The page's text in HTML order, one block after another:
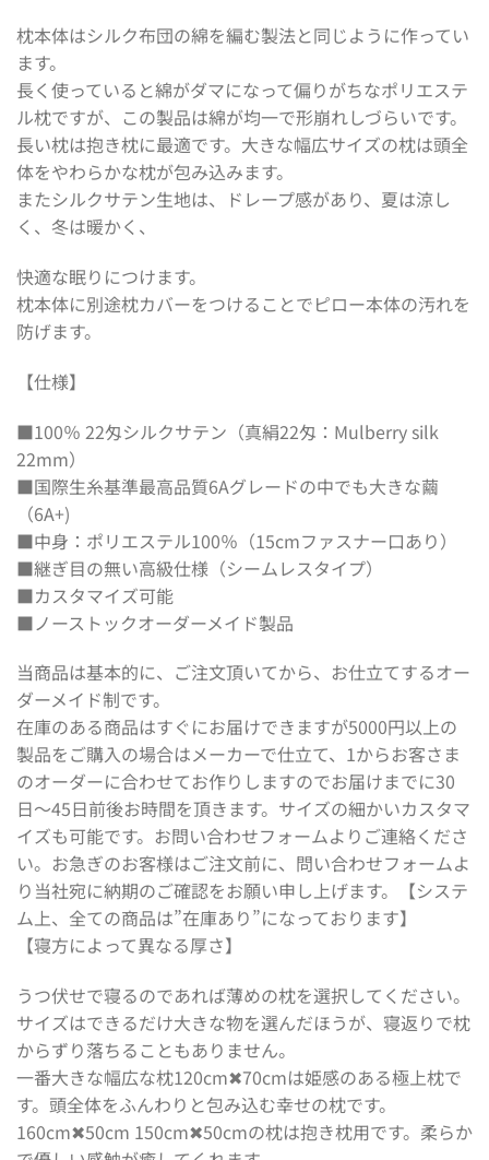
枕本体はシルク布団の綿を編む製法と同じように作ってい
ます。
長く使っていると綿がダマになって偏りがちなポリエステ
ル枕ですが、この製品は綿が均一で形崩れしづらいです。
長い枕は抱き枕に最適です。大きな幅広サイズの枕は頭全
体をやわらかな枕が包み込みます。
またシルクサテン生地は、ドレープ感があり、夏は涼し
く、冬は暖かく、
快適な眠りにつけます。
枕本体に別途枕カバーをつけることでピロー本体の汚れを
防げます。
【仕様】
■100％ 22匁シルクサテン（真絹22匁：Mulberry silk
22mm）
■国際生糸基準最高品質6Aグレードの中でも大きな繭
（6A+)
■中身：ポリエステル100％（15cmファスナー口あり）
■継ぎ目の無い高級仕様（シームレスタイプ）
■カスタマイズ可能
■ノーストックオーダーメイド製品
当商品は基本的に、ご注文頂いてから、お仕立てするオー
ダーメイド制です。
在庫のある商品はすぐにお届けできますが5000円以上の
製品をご購入の場合はメーカーで仕立て、1からお客さま
のオーダーに合わせてお作りしますのでお届けまでに30
日〜45日前後お時間を頂きます。サイズの細かいカスタマ
イズも可能です。お問い合わせフォームよりご連絡くださ
い。お急ぎのお客様はご注文前に、問い合わせフォームよ
り当社宛に納期のご確認をお願い申し上げます。【システ
ム上、全ての商品は”在庫あり”になっております】
【寝方によって異なる厚さ】
うつ伏せで寝るのであれば薄めの枕を選択してください。
サイズはできるだけ大きな物を選んだほうが、寝返りで枕
からずり落ちることもありません。
一番大きな幅広な枕120cm✖︎70cmは姫感のある極上枕で
す。頭全体をふんわりと包み込む幸せの枕です。
160cm✖︎50cm 150cm✖︎50cmの枕は抱き枕用です。柔らか